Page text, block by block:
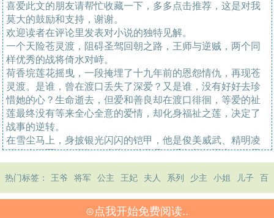
喜爱此文的朋友请帮忙收藏一下，多多点击推荐，这是对我
莫大的鼓励和支持，谢谢。
欢迎读者在评论里发表对小说的独特见解。
一个天险苍灵渡，阻碍圣驾回朝之路，王师与逆贼，两个同
样优秀的战将倚水对峙。
荷香垸莲花摇曳，一段掩埋了十九年前的恩怨情仇，再现苍
灵渡。是谁，曾在渡口丢失了深爱？又是谁，没有好好去珍
惜她的心？生命逝去，但爱和善良却在渡口徘徊，等爱的祉
莲最终没有等来全心全意的爱情，却化身福祉之莲，决定了
战事的逆转。
在雪尘马上，身披银光闪闪的铠甲，他是俊美威武、精明凌
厉的小将军，然而卸下戎装，她又是一番怎样的面容？似男
上。不该开始的错爱，在刀光血影中展现柔情，她的身份揭
开了一个惊人的真相，却幽怨了一份泣血的辜负。
白莲怒放，圣洁如沐佛音。上苍有灵，她似莲的良善，缔结
热门标签： 王爷 将军 公主 王妃 夫人 系列 少主 小姐 儿子 百
合 >>
⊙点我开始免费阅读..